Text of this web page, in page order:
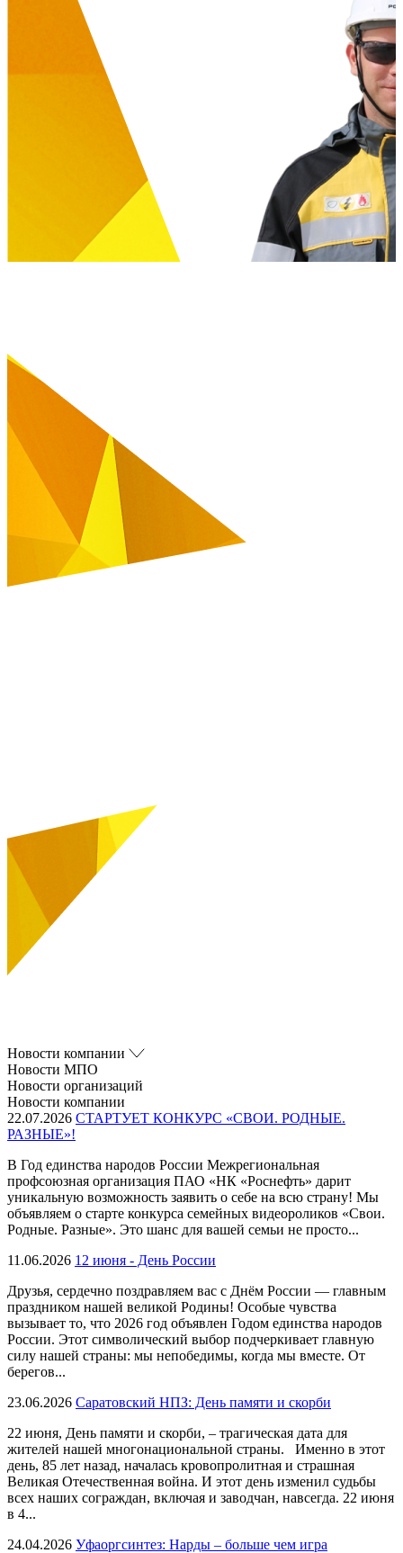
Новости компании
Новости МПО
Новости организаций
Новости компании
22.07.2026 СТАРТУЕТ КОНКУРС «СВОИ. РОДНЫЕ.
РАЗНЫЕ»!
В Год единства народов России Межрегиональная
профсоюзная организация ПАО «НК «Роснефть» дарит
уникальную возможность заявить о себе на всю страну! Мы
объявляем о старте конкурса семейных видеороликов «Свои.
Родные. Разные». Это шанс для вашей семьи не просто...
11.06.2026 12 июня - День России
Друзья, сердечно поздравляем вас с Днём России — главным
праздником нашей великой Родины! Особые чувства
вызывает то, что 2026 год объявлен Годом единства народов
России. Этот символический выбор подчеркивает главную
силу нашей страны: мы непобедимы, когда мы вместе. От
берегов...
23.06.2026 Саратовский НПЗ: День памяти и скорби
22 июня, День памяти и скорби, – трагическая дата для
жителей нашей многонациональной страны. Именно в этот
день, 85 лет назад, началась кровопролитная и страшная
Великая Отечественная война. И этот день изменил судьбы
всех наших сограждан, включая и заводчан, навсегда. 22 июня
в 4...
24.04.2026 Уфаоргсинтез: Нарды – больше чем игра